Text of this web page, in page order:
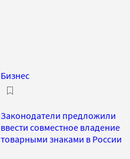
Бизнес
Законодатели предложили
ввести совместное владение
товарными знаками в России